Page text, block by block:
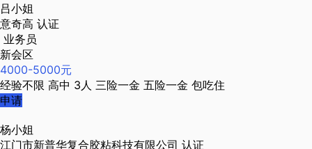
吕小姐
意奇高 认证
业务员
新会区
4000-5000元
经验不限 高中 3人 三险一金 五险一金 包吃住
申请
杨小姐
江门市新普华复合胶粘科技有限公司 认证